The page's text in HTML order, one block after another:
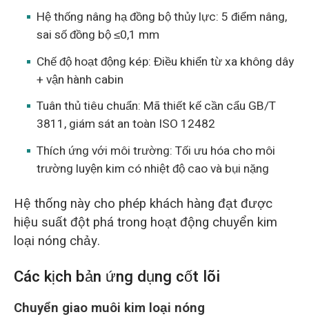
Hệ thống nâng hạ đồng bộ thủy lực: 5 điểm nâng,
sai số đồng bộ ≤0,1 mm
Chế độ hoạt động kép: Điều khiển từ xa không dây
+ vận hành cabin
Tuân thủ tiêu chuẩn: Mã thiết kế cần cẩu GB/T
3811, giám sát an toàn ISO 12482
Thích ứng với môi trường: Tối ưu hóa cho môi
trường luyện kim có nhiệt độ cao và bụi nặng
Hệ thống này cho phép khách hàng đạt được
hiệu suất đột phá trong hoạt động chuyển kim
loại nóng chảy.
Các kịch bản ứng dụng cốt lõi
Chuyển giao muôi kim loại nóng